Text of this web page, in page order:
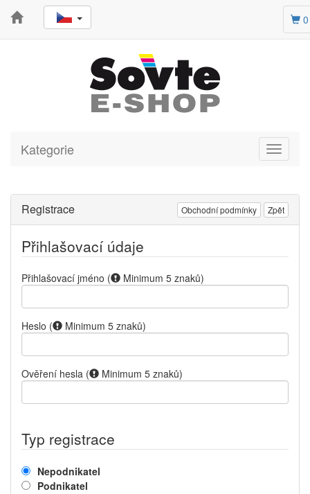
0
Toggle
Kategorie
Registrace Obchodní podmínky Zpět
Přihlašovací údaje
Přihlašovací jméno ( Minimum 5 znaků)
Heslo ( Minimum 5 znaků)
Ověření hesla ( Minimum 5 znaků)
Typ registrace
Nepodnikatel
Podnikatel